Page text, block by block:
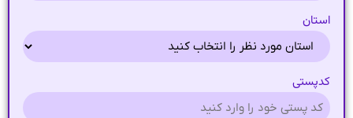
استان
کدپستی